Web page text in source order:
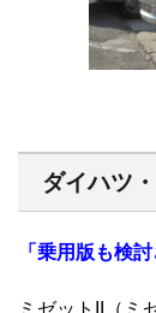
ダイハツ
「乗用版も検
ミゼットII（ミ